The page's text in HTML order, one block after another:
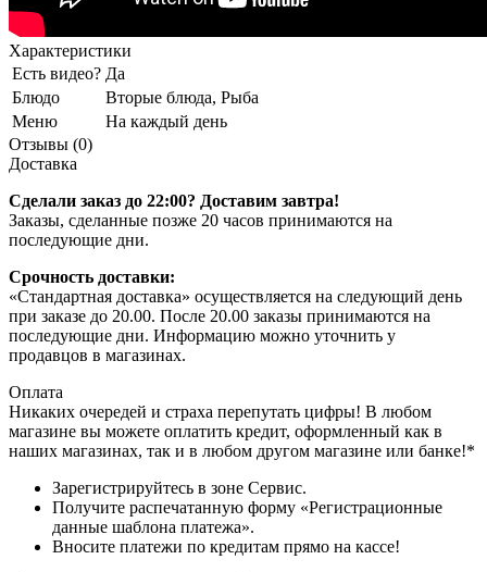
Характеристики
Есть видео? Да
Блюдо
Вторые блюда, Рыба
Меню
На каждый день
Отзывы (0)
Доставка
Сделали заказ до 22:00? Доставим завтра!
Заказы, сделанные позже 20 часов принимаются на
последующие дни.
Срочность доставки:
«Стандартная доставка» осуществляется на следующий день
при заказе до 20.00. После 20.00 заказы принимаются на
последующие дни. Информацию можно уточнить у
продавцов в магазинах.
Оплата
Никаких очередей и страха перепутать цифры! В любом
магазине вы можете оплатить кредит, оформленный как в
наших магазинах, так и в любом другом магазине или банке!*
Зарегистрируйтесь в зоне Сервис.
Получите распечатанную форму «Регистрационные
данные шаблона платежа».
Вносите платежи по кредитам прямо на кассе!